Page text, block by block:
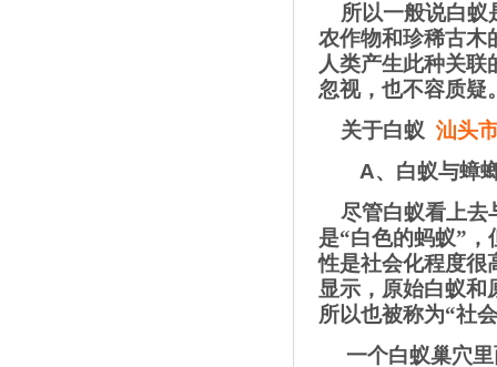
所以一般说白蚁
农作物和珍稀古木
人类产生此种关
忽视，也不容质疑
关于白蚁 汕头
A、白蚁与蟑
尽管白蚁看上去
是“白色的蚂蚁”
性是社会化程度很
显示，原始白蚁和
所以也被称为“社
一个白蚁巢穴